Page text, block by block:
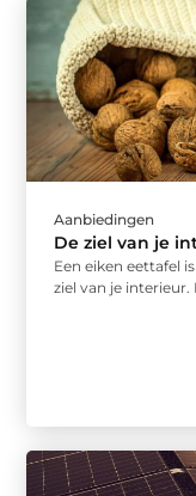
Aanbiedingen
De ziel van je
Een eiken eettafel
ziel van je interieur.